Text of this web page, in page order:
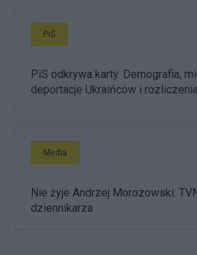
PiS
PiS odkrywa karty. Demografia,
deportacje Ukraińców i rozliczenia
Media
Nie żyje Andrzej Morozowski.
dziennikarza